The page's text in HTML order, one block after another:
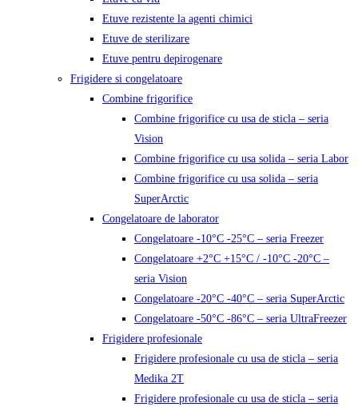
Etuve rezistente la agenti chimici
Etuve de sterilizare
Etuve pentru depirogenare
Frigidere si congelatoare
Combine frigorifice
Combine frigorifice cu usa de sticla – seria
Vision
Combine frigorifice cu usa solida – seria Labor
Combine frigorifice cu usa solida – seria
SuperArctic
Congelatoare de laborator
Congelatoare -10°C -25°C – seria Freezer
Congelatoare +2°C +15°C / -10°C -20°C –
seria Vision
Congelatoare -20°C -40°C – seria SuperArctic
Congelatoare -50°C -86°C – seria UltraFreezer
Frigidere profesionale
Frigidere profesionale cu usa de sticla – seria
Medika 2T
Frigidere profesionale cu usa de sticla – seria